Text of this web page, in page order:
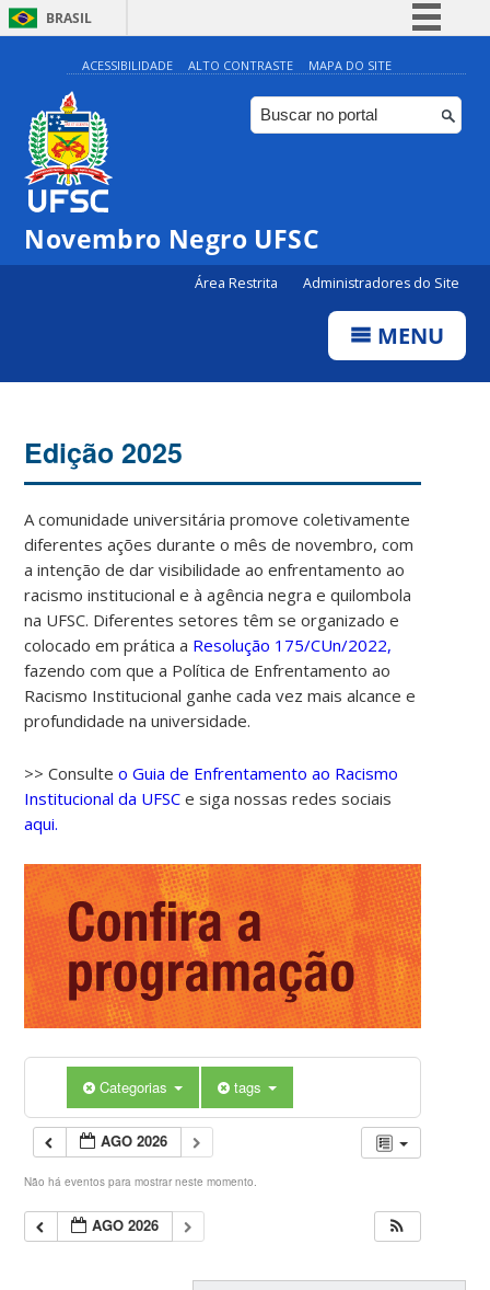
BRASIL
Simplifique!
Comunica BR
Participe
ACESSIBILIDADE ALTO CONTRASTE MAPA DO SITE
Novembro Negro UFSC
Área Restrita Administradores do Site
MENU
Edição 2025
A comunidade universitária promove coletivamente
diferentes ações durante o mês de novembro, com
a intenção de dar visibilidade ao enfrentamento ao
racismo institucional e à agência negra e quilombola
na UFSC. Diferentes setores têm se organizado e
colocado em prática a Resolução 175/CUn/2022,
fazendo com que a Política de Enfrentamento ao
Racismo Institucional ganhe cada vez mais alcance e
profundidade na universidade.
>> Consulteo Guia de Enfrentamento ao Racismo
Institucional da UFSC e siga nossas redes sociais
aqui.
Categorias tags
AGO 2026
Não há eventos para mostrar neste momento.
AGO 2026